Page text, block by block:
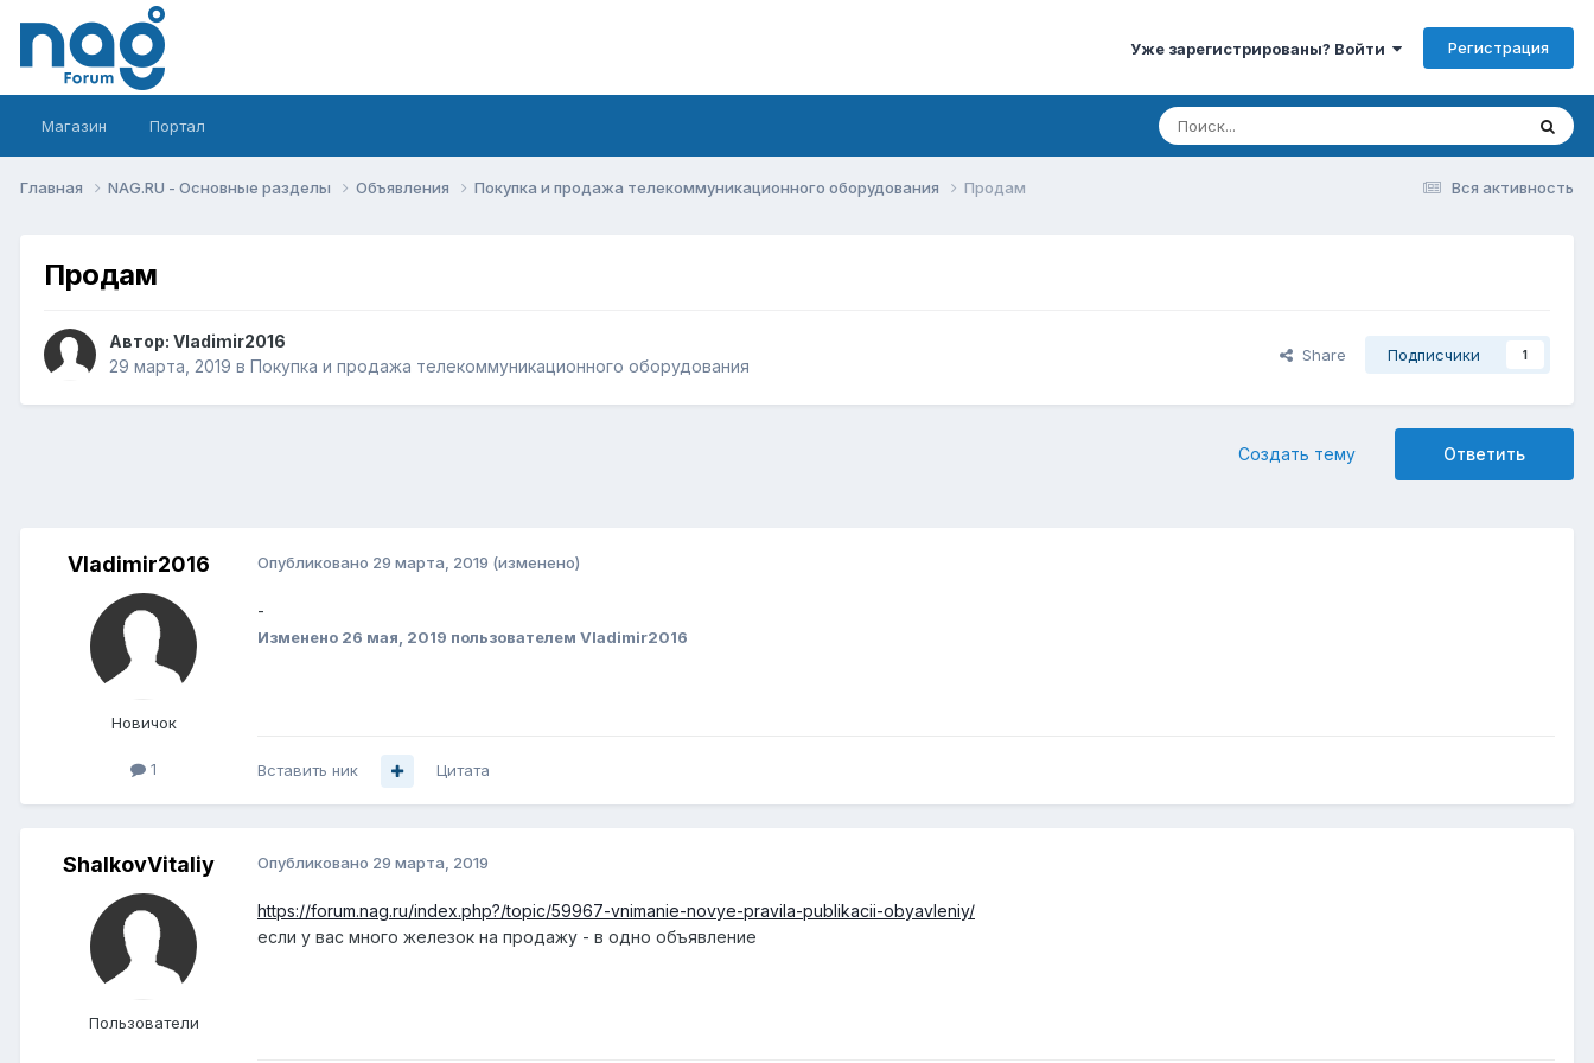
Уже зарегистрированы? Войти Регистрация
Магазин Портал
Вся активность
Главная NAG.RU - Основные разделы Объявления Покупка и продажа телекоммуникационного оборудования Продам
Продам
Автор: Vladimir2016
29 марта, 2019 в Покупка и продажа телекоммуникационного оборудования
Share Подписчики 1
Ответить
Создать тему
Vladimir2016
Новичок
1
Опубликовано 29 марта, 2019 (изменено)
-
Изменено 26 мая, 2019 пользователем Vladimir2016
Вставить ник Цитата
ShalkovVitaliy
Пользователи
Опубликовано 29 марта, 2019
https://forum.nag.ru/index.php?/topic/59967-vnimanie-novye-pravila-publikacii-obyavleniy/
если у вас много железок на продажу - в одно объявление